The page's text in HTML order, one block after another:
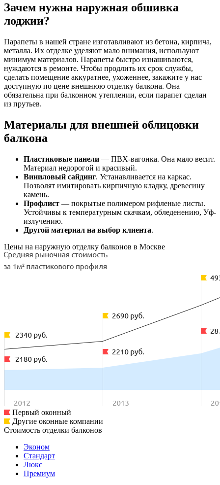
Зачем нужна наружная обшивка
лоджии?
Парапеты в нашей стране изготавливают из бетона, кирпича,
металла. Их отделке уделяют мало внимания, используют
минимум материалов. Парапеты быстро изнашиваются,
нуждаются в ремонте. Чтобы продлить их срок службы,
сделать помещение аккуратнее, ухоженнее, закажите у нас
доступную по цене внешнюю отделку балкона. Она
обязательна при балконном утеплении, если парапет сделан
из прутьев.
Материалы для внешней облицовки
балкона
Пластиковые панели — ПВХ-вагонка. Она мало весит.
Материал недорогой и красивый.
Виниловый сайдинг. Устанавливается на каркас.
Позволят имитировать кирпичную кладку, древесину
камень.
Профлист — покрытые полимером рифленые листы.
Устойчивы к температурным скачкам, обледенению, Уф-
излучению.
Другой материал на выбор клиента.
Цены на наружную отделку балконов в Москве
Первый оконный
Другие оконные компании
Стоимость отделки балконов
Эконом
Стандарт
Люкс
Премиум